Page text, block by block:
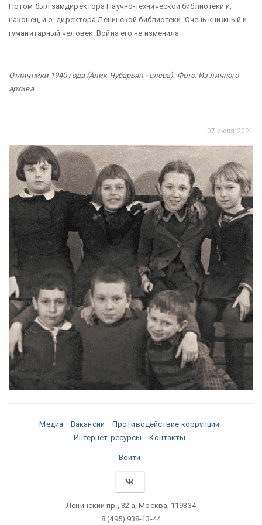
Потом был замдиректора Научно-технической библиотеки и,
наконец, и.о. директора Ленинской библиотеки. Очень книжный и
гуманитарный человек. Война его не изменила.
Отличники 1940 года (Алик Чубарьян - слева). Фото: Из личного
архива
07 июля 2021
Медиа Вакансии
Противодействие коррупции
Интернет-ресурсы
Контакты
Войти
Ленинский пр., 32 а, Москва, 119334
8 (495) 938-13-44